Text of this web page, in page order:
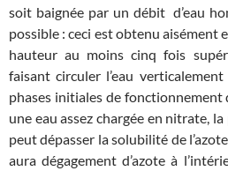
soit baignée par un débit d’eau
possible : ceci est obtenu
hauteur au moins cinq fois
faisant circuler l’eau
phases initiales de fonctionnement
une eau assez chargée en nitrate,
peut dépasser la solubilité de
aura dégagement d’azote à